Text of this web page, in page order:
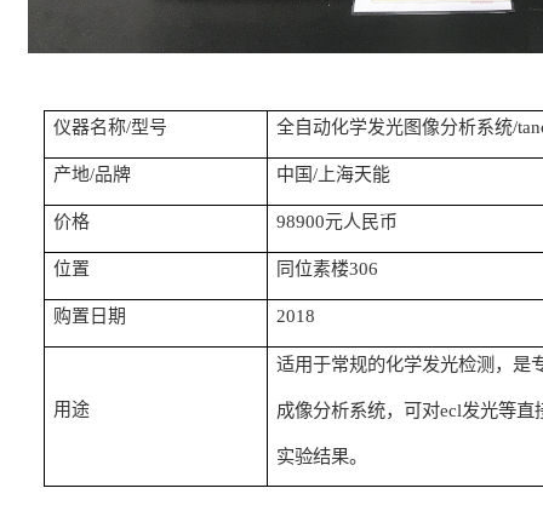
仪器名称/型号 全自动化学发光图像分析系统/
产地/品牌 中国/ 上海天能
价格 98900元人民币
位置 同位素楼306
购置日期 2018
用途
适用于常规的化学发光检测，是
成像分析系统，可对ecl发光等直
实验结果。